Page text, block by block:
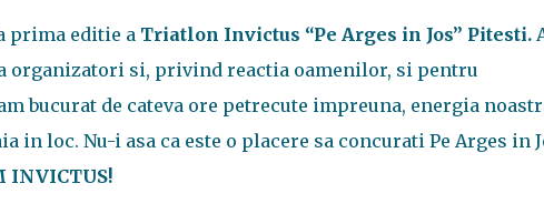
prima editie a Triatlon Invictus “Pe Arges in Jos” Pitesti.
organizatori si, privind reactia oamenilor, si pentru
bucurat de cateva ore petrecute impreuna, energia
in loc. Nu-i asa ca este o placere sa concurati Pe Arges in
INVICTUS!